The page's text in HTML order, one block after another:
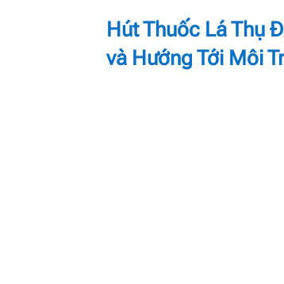
Hút Thuốc Lá Thụ
và Hướng Tới Môi